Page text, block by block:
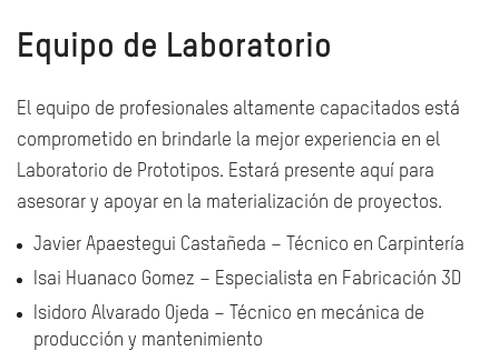
Equipo de Laboratorio
El equipo de profesionales altamente capacitados está
comprometido en brindarle la mejor experiencia en el
Laboratorio de Prototipos. Estará presente aquí para
asesorar y apoyar en la materialización de proyectos.
Javier Apaestegui Castañeda –
Técnico en Carpintería
Isai Huanaco Gomez – Especialista en Fabricación 3D
Isidoro Alvarado Ojeda – Técnico en mecánica de
producción y mantenimiento